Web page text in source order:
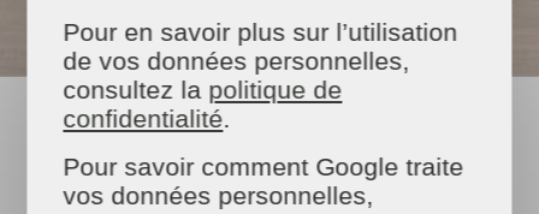
* Selon Loi de finances en vigueur
NOS PRESTATIONS
Pour en savoir plus sur l’utilisation
de vos données personnelles,
consultez la politique de
confidentialité
Pour savoir comment Google traite
vos données personnelles,